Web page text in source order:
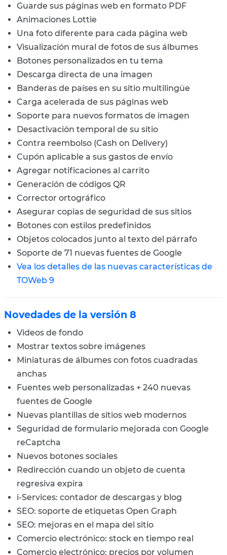
Guarde sus páginas web en formato PDF
Animaciones Lottie
Una foto diferente para cada página web
Visualización mural de fotos de sus álbumes
Botones personalizados en tu tema
Descarga directa de una imagen
Banderas de países en su sitio multilingüe
Carga acelerada de sus páginas web
Soporte para nuevos formatos de imagen
Desactivación temporal de su sitio
Contra reembolso (Cash on Delivery)
Cupón aplicable a sus gastos de envío
Agregar notificaciones al carrito
Generación de códigos QR
Corrector ortográfico
Asegurar copias de seguridad de sus sitios
Botones con estilos predefinidos
Objetos colocados junto al texto del párrafo
Soporte de 71 nuevas fuentes de Google
Vea los detalles de las nuevas características de
TOWeb 9
Novedades de la versión 8
Videos de fondo
Mostrar textos sobre imágenes
Miniaturas de álbumes con fotos cuadradas
anchas
Fuentes web personalizadas + 240 nuevas
fuentes de Google
Nuevas plantillas de sitios web modernos
Seguridad de formulario mejorada con Google
reCaptcha
Nuevos botones sociales
Redirección cuando un objeto de cuenta
regresiva expira
i-Services: contador de descargas y blog
SEO: soporte de etiquetas Open Graph
SEO: mejoras en el mapa del sitio
Comercio electrónico: stock en tiempo real
Comercio electrónico: precios por volumen